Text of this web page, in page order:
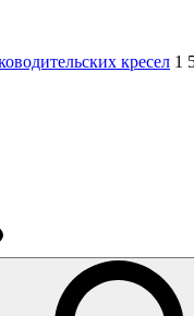
кресел 1